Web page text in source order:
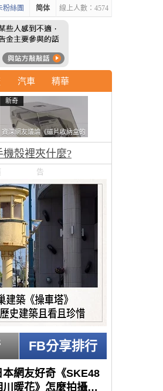
線上人數：4574
简体
粉絲團
汽車 精華
新奇
資深網友議論《磁片收納盒的
鎖有什麼用》想偷的話整盒拿
走不就好了嗎？
機殼裡夾什麼?
告
FB分享排行